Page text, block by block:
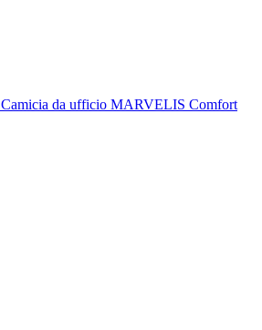
Camicia da ufficio MARVELIS Comfort